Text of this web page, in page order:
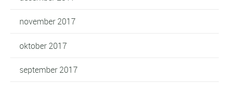
november 2017
oktober 2017
september 2017